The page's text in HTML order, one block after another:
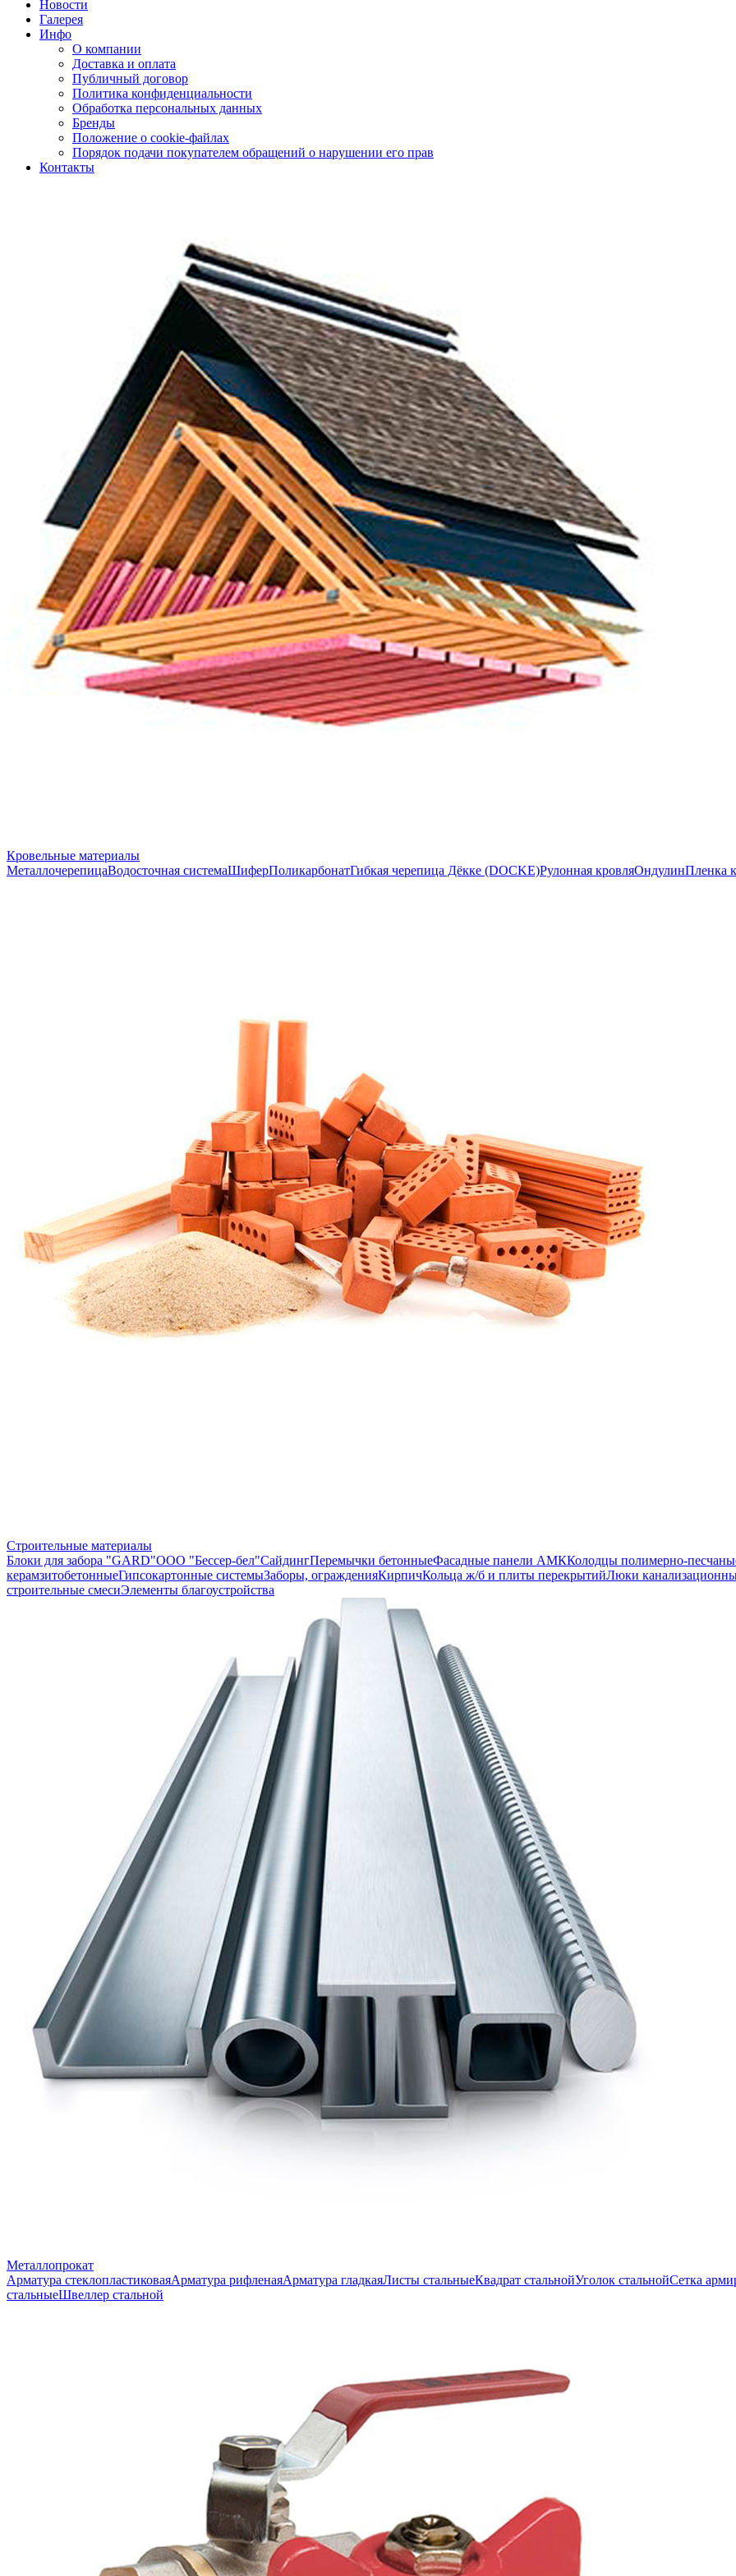
Новости
Галерея
Инфо
О компании
Доставка и оплата
Публичный договор
Политика конфиденциальности
Обработка персональных данных
Бренды
Положение о cookie-файлах
Порядок подачи покупателем обращений о нарушении его прав
Контакты
Кровельные материалы
МеталлочерепицаВодосточная системаШиферПоликарбонатГибкая черепица Дёкке (DOCKE)Рулонная кровляОндулинПленка
Строительные материалы
Блоки для забора "GARD"ООО "Бессер-бел"СайдингПеремычки бетонныеФасадные панели АМККолодцы полимерно-
керамзитобетонныеГипсокартонные системыЗаборы, огражденияКирпичКольца ж/б и плиты перекрытийЛюки
строительные смесиЭлементы благоустройства
Металлопрокат
Арматура стеклопластиковаяАрматура рифленаяАрматура гладкаяЛисты стальныеКвадрат стальнойУголок стальнойСетка
стальныеШвеллер стальной